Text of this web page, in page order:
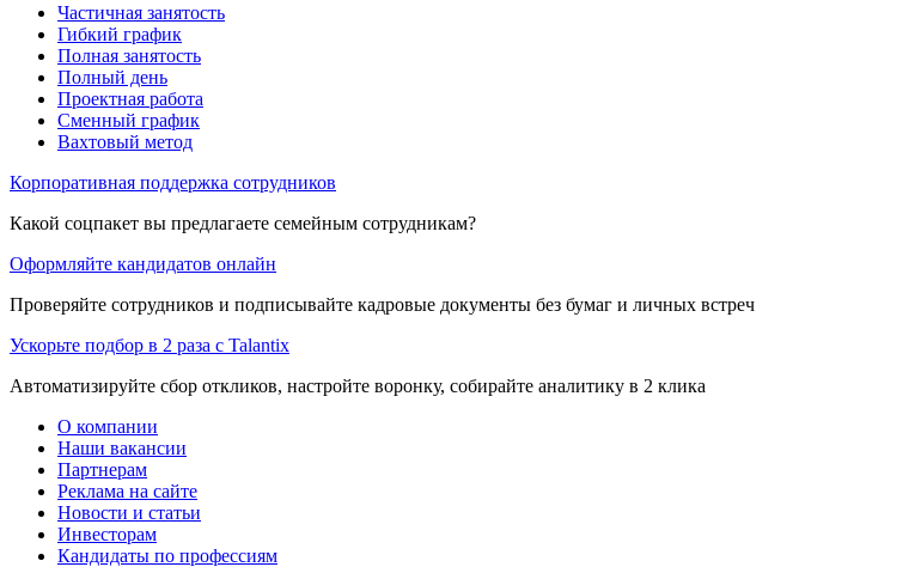
Частичная занятость
Гибкий график
Полная занятость
Полный день
Проектная работа
Сменный график
Вахтовый метод
Корпоративная поддержка сотрудников
Какой соцпакет вы предлагаете семейным сотрудникам?
Оформляйте кандидатов онлайн
Проверяйте сотрудников и подписывайте кадровые документы без бумаг и личных встреч
Ускорьте подбор в 2 раза с Talantix
Автоматизируйте сбор откликов, настройте воронку, собирайте аналитику в 2 клика
О компании
Наши вакансии
Партнерам
Реклама на сайте
Новости и статьи
Инвесторам
Кандидаты по профессиям